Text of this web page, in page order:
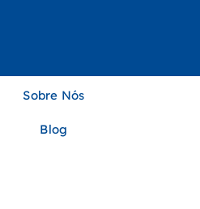
Sobre Nós
Blog